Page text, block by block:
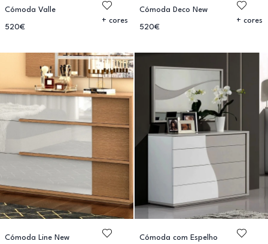
Cómoda Valle
520€
+ cores
Cómoda Deco New
520€
+ cores
Cómoda Line New
Cómoda com Espelho